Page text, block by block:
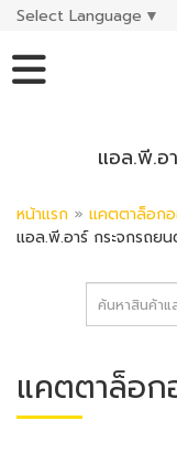
Select Language ▼
แอล.พี.อ
หน้าแรก » แคตตาล็อก
แอล.พี.อาร์ กระจกรถย
แคตตาล็อก